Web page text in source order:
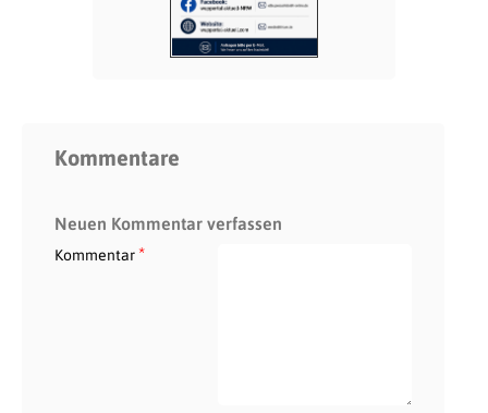
Kommentare
Neuen Kommentar verfassen
Kommentar*